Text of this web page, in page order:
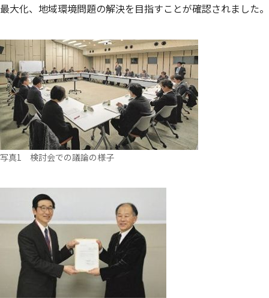
最大化、地域環境問題の解決を目指すことが確認されました。
写真1 検討会での議論の様子